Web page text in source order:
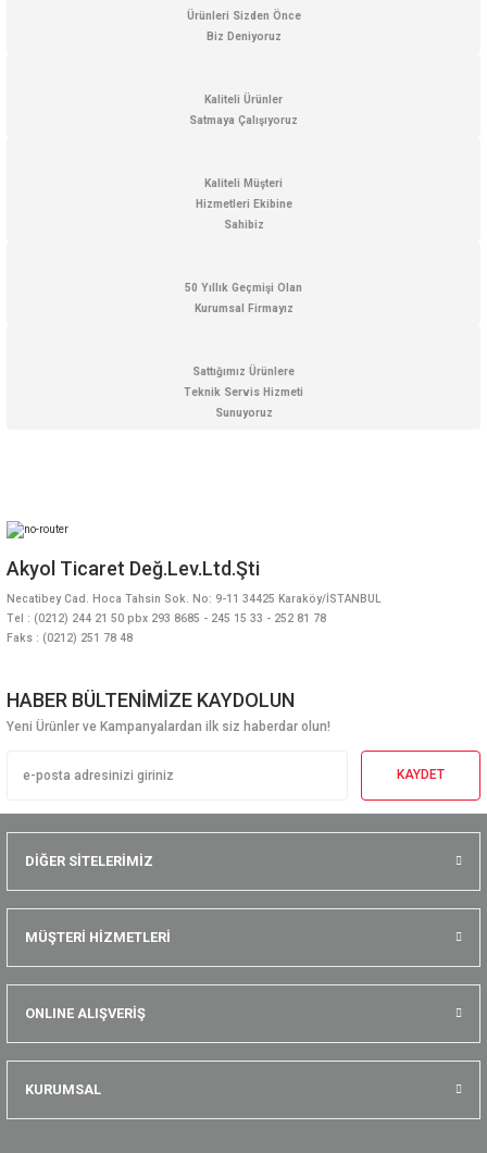
Ürün açıklamasında eksik bilgiler bulunuyor.
Ürün bilgilerinde hatalar bulunuyor.
Bu ürüne benzer farklı alternatifler olmalı.
Ürünleri Sizden Önce
Biz Deniyoruz
Kaliteli Ürünler
Satmaya Çalışıyoruz
Kaliteli Müşteri
Hizmetleri Ekibine
Sahibiz
50 Yıllık Geçmişi Olan
Kurumsal Firmayız
Sattığımız Ürünlere
Teknik Servis Hizmeti
Sunuyoruz
Akyol Ticaret Değ.Lev.Ltd.Şti
Necatibey Cad. Hoca Tahsin Sok. No: 9-11 34425 Karaköy/İSTANBUL
Tel : (0212) 244 21 50 pbx 293 8685 - 245 15 33 - 252 81 78
Faks : (0212) 251 78 48
HABER BÜLTENİMİZE KAYDOLUN
Yeni Ürünler ve Kampanyalardan ilk siz haberdar olun!
KAYDET
DİĞER SİTELERİMİZ
MÜŞTERİ HİZMETLERİ
ONLINE ALIŞVERİŞ
KURUMSAL